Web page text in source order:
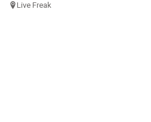
Live Freak